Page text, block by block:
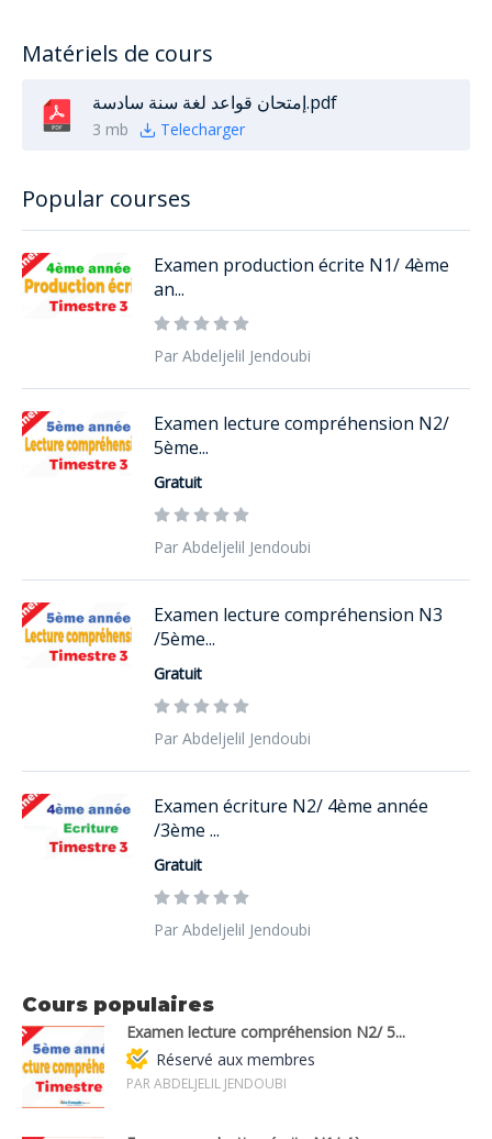
Matériels de cours
إمتحان قواعد لغة سنة سادسة.pdf
3 mb Telecharger
Popular courses
Examen production écrite N1/ 4ème
an...
Par Abdeljelil Jendoubi
Examen lecture compréhension N2/
5ème...
Gratuit
Par Abdeljelil Jendoubi
Examen lecture compréhension N3
/5ème...
Gratuit
Par Abdeljelil Jendoubi
Examen écriture N2/ 4ème année
/3ème ...
Gratuit
Par Abdeljelil Jendoubi
Cours populaires
Examen lecture compréhension N2/ 5...
Réservé aux membres
PAR ABDELJELIL JENDOUBI